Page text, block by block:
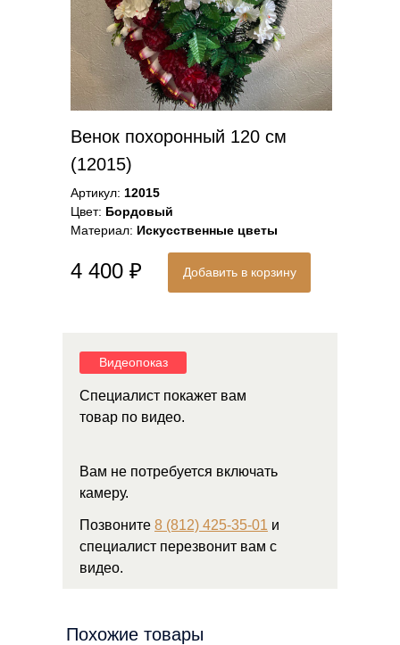
Венок похоронный 120 см
(12015)
4 400 ₽ Добавить в корзину
Артикул: 12015
Цвет: Бордовый
Материал: Искусственные цветы
Видеопоказ
Специалист покажет вам
товар по видео.
Вам не потребуется включать
камеру.
Позвоните 8 (812) 425-35-01 и
специалист перезвонит вам с
видео.
Похожие товары